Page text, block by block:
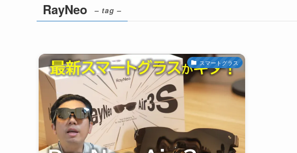
RayNeo – tag –
スマートグラス